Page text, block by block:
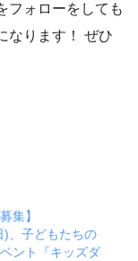
フォローをしても
なります！ ぜひ
集】
、子どもたちの
ント『キッズダ